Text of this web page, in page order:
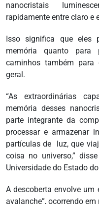
nanocristais
rapidamente entre claro e
Isso significa que eles
memória quanto para
caminhos também para
geral.
“As extraordinárias
memória desses
parte integrante da
processar e armazenar
partículas de luz, que
coisa no universo,”
Universidade do Estado
A descoberta envolve
avalanche”, ocorrendo